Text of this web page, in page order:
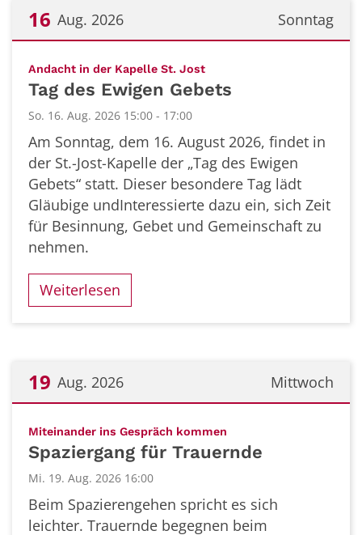
Sonntag
16 Aug. 2026
Andacht in der Kapelle St. Jost:
Tag des Ewigen Gebets
So. 16. Aug. 2026 15:00 - 17:00
Am Sonntag, dem 16. August 2026, findet in
der St.-Jost-Kapelle der „Tag des Ewigen
Gebets“ statt. Dieser besondere Tag lädt
Gläubige undInteressierte dazu ein, sich Zeit
für Besinnung, Gebet und Gemeinschaft zu
nehmen.
Weiterlesen
Mittwoch
19 Aug. 2026
Miteinander ins Gespräch kommen
Spaziergang für Trauernde
Mi. 19. Aug. 2026 16:00
Beim Spazierengehen spricht es sich
leichter. Trauernde begegnen beim